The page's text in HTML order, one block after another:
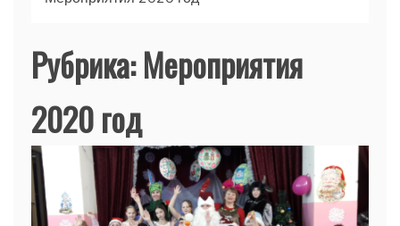
Рубрика:Мероприятия
2020 год